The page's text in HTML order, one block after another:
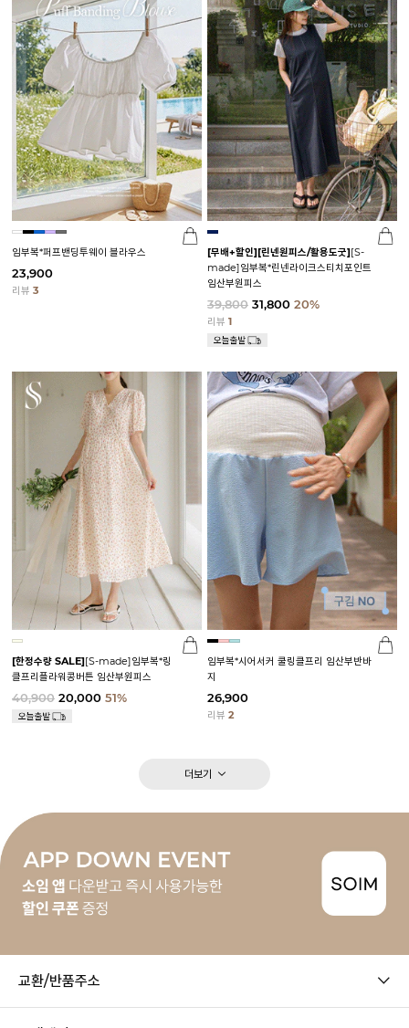
임부복*퍼프밴딩투웨이 블라우스
23,900
리뷰 3
[무배+할인][린넨원피스/활용도굿][S-
made]임부복*린넨라이크스티치포인트
임산부원피스
39,800 31,800 20%
리뷰 1
[한정수량 SALE][S-made]임부복*링
클프리플라워콩버튼 임산부원피스
40,900 20,000 51%
임부복*시어서커 쿨링클프리 임산부반바
지
26,900
리뷰 2
더보기
교환/반품주소